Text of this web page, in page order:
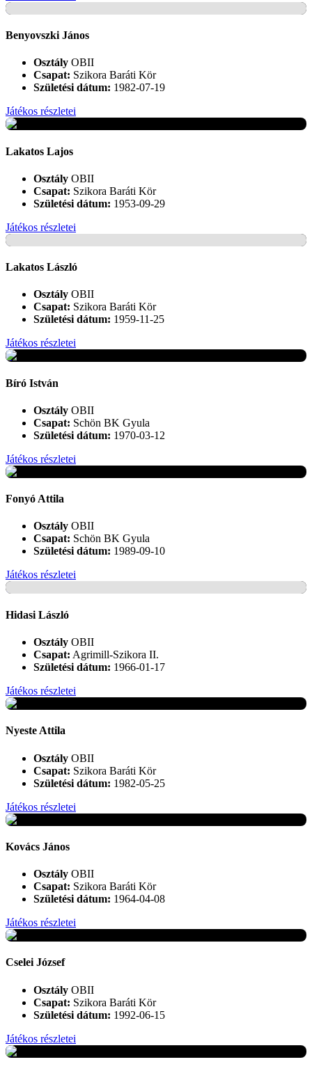
+
Benyovszki János
Osztály OBII
Csapat: Szikora Baráti Kör
Születési dátum: 1982-07-19
Játékos részletei
+
Lakatos Lajos
Osztály OBII
Csapat: Szikora Baráti Kör
Születési dátum: 1953-09-29
Játékos részletei
+
Lakatos László
Osztály OBII
Csapat: Szikora Baráti Kör
Születési dátum: 1959-11-25
Játékos részletei
+
Bíró István
Osztály OBII
Csapat: Schön BK Gyula
Születési dátum: 1970-03-12
Játékos részletei
+
Fonyó Attila
Osztály OBII
Csapat: Schön BK Gyula
Születési dátum: 1989-09-10
Játékos részletei
+
Hidasi László
Osztály OBII
Csapat: Agrimill-Szikora II.
Születési dátum: 1966-01-17
Játékos részletei
+
Nyeste Attila
Osztály OBII
Csapat: Szikora Baráti Kör
Születési dátum: 1982-05-25
Játékos részletei
+
Kovács János
Osztály OBII
Csapat: Szikora Baráti Kör
Születési dátum: 1964-04-08
Játékos részletei
+
Cselei József
Osztály OBII
Csapat: Szikora Baráti Kör
Születési dátum: 1992-06-15
Játékos részletei
+